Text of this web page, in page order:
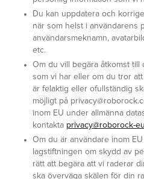
Du kan uppdatera och
när som helst i användarens
användarsmeknamn,
etc.
Om du vill begära åtkomst till
som vi har eller om du tror
är felaktig eller ofullständig
möjligt på
inom EU under allmänna
kontakta privacy@roborock-
Om du är användare inom
lagstiftningen om skydd av
rätt att begära att vi raderar
ska överväga skälen för din